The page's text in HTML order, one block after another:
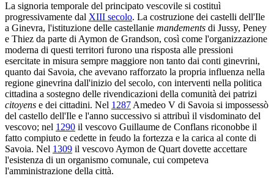
La signoria temporale del principato vescovile si costituì
progressivamente dal XIII secolo. La costruzione dei castelli dell'Ile
a Ginevra, l'istituzione delle castellanie mandements di Jussy, Peney
e Thiez da parte di Aymon de Grandson, così come l'organizzazione
moderna di questi territori furono una risposta alle pressioni
esercitate in misura sempre maggiore non tanto dai conti ginevrini,
quanto dai Savoia, che avevano rafforzato la propria influenza nella
regione ginevrina dall'inizio del secolo, con interventi nella politica
cittadina a sostegno delle rivendicazioni della comunità dei patrizi
citoyens e dei cittadini. Nel 1287Amedeo V di Savoia si impossessò
del castello dell'Ile e l'anno successivo si attribuì il visdominato del
vescovo; nel 1290 il vescovo Guillaume de Conflans riconobbe il
fatto compiuto e cedette in feudo la fortezza e la carica al conte di
Savoia. Nel 1309 il vescovo Aymon de Quart dovette accettare
l'esistenza di un organismo comunale, cui competeva
l'amministrazione della città.